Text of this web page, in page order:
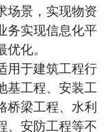
场景，实现物资
务实现信息化平
化。
于建筑工程行
基工程、安装工
桥梁工程、水利
、安防工程等不